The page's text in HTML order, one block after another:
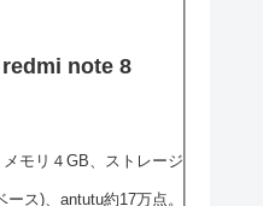
note 8
モリ４GB、ストレージ
ス)、antutu約17万点。